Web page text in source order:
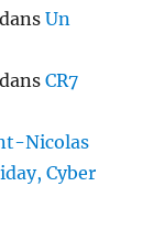
dansUn
dansCR7
Nicolas
Cyber